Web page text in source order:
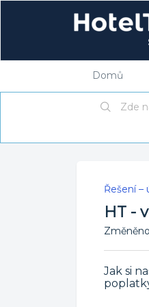
Domů
Řešení –
HT -
Jak si